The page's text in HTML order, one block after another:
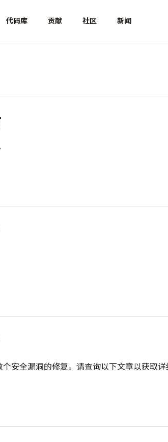
代码库 贡献 社区 新闻
安全漏洞的修复。请查询以下文章以获取详